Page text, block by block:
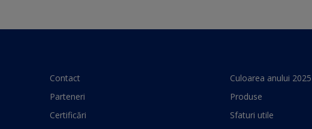
Contact
Parteneri
Certificări
Culoarea anului 2025
Produse
Sfaturi utile